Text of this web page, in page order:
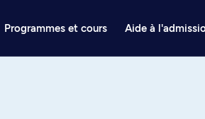
Programmes et cours Aide à